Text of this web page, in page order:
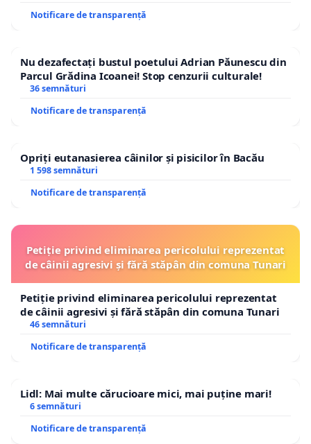
Notificare de transparență
Nu dezafectați bustul poetului Adrian Păunescu din
Parcul Grădina Icoanei! Stop cenzurii culturale!
36 semnături
Notificare de transparență
Opriți eutanasierea câinilor și pisicilor în Bacău
1 598 semnături
Notificare de transparență
Petiție privind eliminarea pericolului reprezentat
de câinii agresivi și fără stăpân din comuna Tunari
Petiție privind eliminarea pericolului reprezentat
de câinii agresivi și fără stăpân din comuna Tunari
46 semnături
Notificare de transparență
Lidl: Mai multe cărucioare mici, mai puține mari!
6 semnături
Notificare de transparență